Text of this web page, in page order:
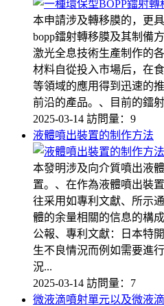
本申請涉及轉移膜的，更
bopp鐳射轉移膜及其制備
激光全息技術生產制作的
材料自從投入市場后，在
等領域的應用得到迅速的
前沿的產品。、目前的鐳
2025-03-14 訪問量：9
液體噴出裝置的制作方法
本發明涉及向介質噴出液
置。、在作為液體噴出裝
往采用如專利文獻、所示
體的余量相關的信息的構
公報、專利文獻：日本特
生不良情況而例如需要進
況...
2025-03-14 訪問量：7
微液滴噴射單元以及微液